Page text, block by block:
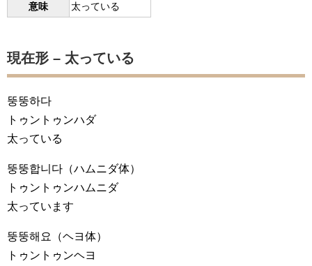
意味
太っている
現在形 – 太っている
뚱뚱하다
トゥントゥンハダ
太っている
뚱뚱합니다 （ハムニダ体）
トゥントゥンハムニダ
太っています
뚱뚱해요
（ヘヨ体）
トゥントゥンヘヨ